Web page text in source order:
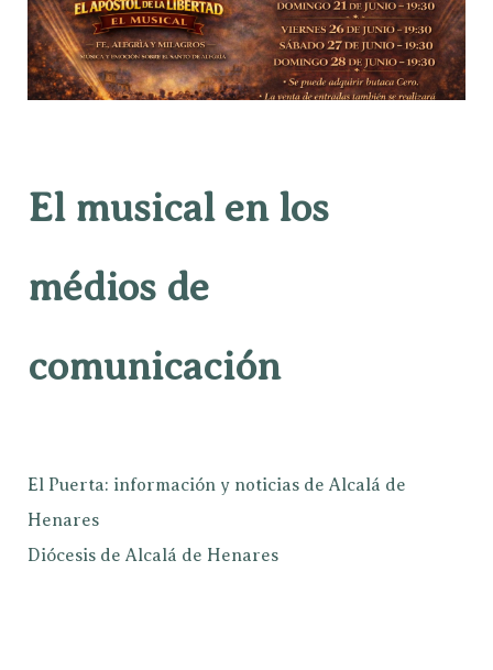
El musical en los
médios de
comunicación
El Puerta: información y noticias de Alcalá de
Henares
Diócesis de Alcalá de Henares